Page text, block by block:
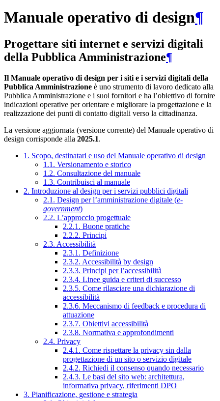
Manuale operativo di design¶
Progettare siti internet e servizi digitali
della Pubblica Amministrazione¶
Il Manuale operativo di design per i siti e i servizi digitali della
Pubblica Amministrazione è uno strumento di lavoro dedicato alla
Pubblica Amministrazione e i suoi fornitori e ha l’obiettivo di fornire
indicazioni operative per orientare e migliorare la progettazione e la
realizzazione dei punti di contatto digitali verso la cittadinanza.
La versione aggiornata (versione corrente) del Manuale operativo di
design corrisponde alla 2025.1.
1. Scopo, destinatari e uso del Manuale operativo di design
1.1. Versionamento e storico
1.2. Consultazione del manuale
1.3. Contribuisci al manuale
2. Introduzione al design per i servizi pubblici digitali
2.1. Design per l’amministrazione digitale (e-
government)
2.2. L’approccio progettuale
2.2.1. Buone pratiche
2.2.2. Principi
2.3. Accessibilità
2.3.1. Definizione
2.3.2. Accessibilità by design
2.3.3. Principi per l’accessibilità
2.3.4. Linee guida e criteri di successo
2.3.5. Come rilasciare una dichiarazione di
accessibilità
2.3.6. Meccanismo di feedback e procedura di
attuazione
2.3.7. Obiettivi accessibilità
2.3.8. Normativa e approfondimenti
2.4. Privacy
2.4.1. Come rispettare la privacy sin dalla
progettazione di un sito o servizio digitale
2.4.2. Richiedi il consenso quando necessario
2.4.3. Le basi del sito web: architettura,
informativa privacy, riferimenti DPO
3. Pianificazione, gestione e strategia